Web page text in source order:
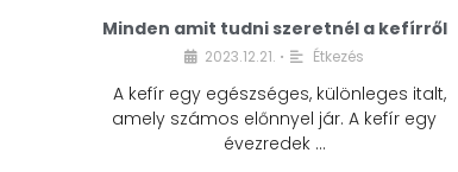
Minden amit tudni szeretnél a kefírről
2023.12.21. • Étkezés
A kefír egy egészséges, különleges italt,
amely számos előnnyel jár. A kefír egy
évezredek …